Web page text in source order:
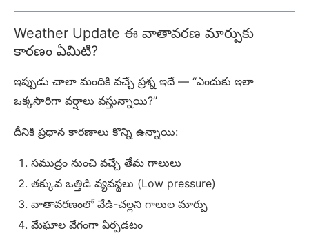
Weather Update ఈ వాతావరణ మార్పుకు
కారణం ఏమిటి?
ఇప్పుడు చాలా మందికి వచ్చే ప్రశ్న ఇదే — “ఎందుకు ఇలా
ఒక్కసారిగా వర్షాలు వస్తున్నాయి?”
దీనికి ప్రధాన కారణాలు కొన్ని ఉన్నాయి:
సముద్రం నుంచి వచ్చే తేమ గాలులు
తక్కువ ఒత్తిడి వ్యవస్థలు (Low pressure)
వాతావరణంలో వేడి-చల్లని గాలుల మార్పు
మేఘాల వేగంగా ఏర్పడటం